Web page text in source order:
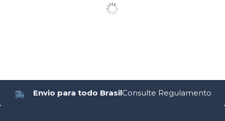
Envio para todo BrasilConsulte Regulamento